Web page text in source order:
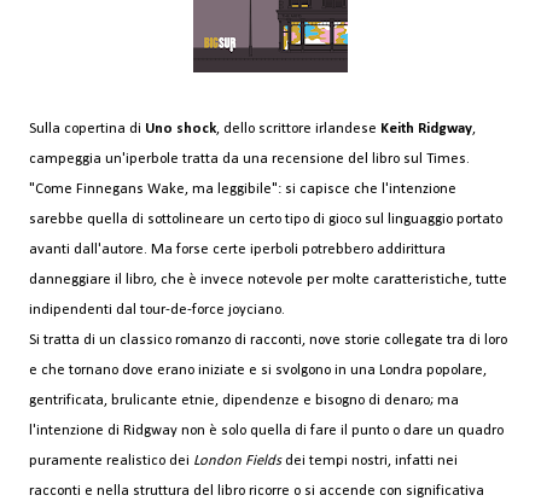
Sulla copertina di Uno shock, dello scrittore irlandese Keith Ridgway,
campeggia un'iperbole tratta da una recensione del libro sul Times.
"Come Finnegans Wake, ma leggibile": si capisce che l'intenzione
sarebbe quella di sottolineare un certo tipo di gioco sul linguaggio portato
avanti dall'autore. Ma forse certe iperboli potrebbero addirittura
danneggiare il libro, che è invece notevole per molte caratteristiche, tutte
indipendenti dal tour-de-force joyciano.
Si tratta di un classico romanzo di racconti, nove storie collegate tra di loro
e che tornano dove erano iniziate e si svolgono in una Londra popolare,
gentrificata, brulicante etnie, dipendenze e bisogno di denaro; ma
l'intenzione di Ridgway non è solo quella di fare il punto o dare un quadro
puramente realistico dei London Fieldsdei tempi nostri, infatti nei
racconti e nella struttura del libro ricorre o si accende con significativa